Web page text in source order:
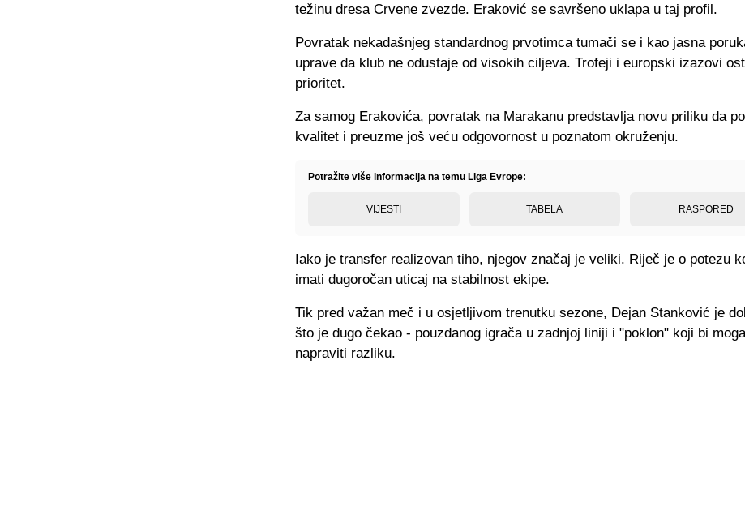
težinu dresa Crvene zvezde. Eraković se savršeno uklapa u taj profil.
Povratak nekadašnjeg standardnog prvotimca tumači se i kao jasna
uprave da klub ne odustaje od visokih ciljeva. Trofeji i europski izazovi
prioritet.
Za samog Erakovića, povratak na Marakanu predstavlja novu priliku da
kvalitet i preuzme još veću odgovornost u poznatom okruženju.
Potražite više informacija na temu Liga Evrope:
VIJESTI TABELA RASPORED
Iako je transfer realizovan tiho, njegov značaj je veliki. Riječ je o potezu
imati dugoročan uticaj na stabilnost ekipe.
Tik pred važan meč i u osjetljivom trenutku sezone, Dejan Stanković je
što je dugo čekao - pouzdanog igrača u zadnjoj liniji i "poklon" koji bi
napraviti razliku.